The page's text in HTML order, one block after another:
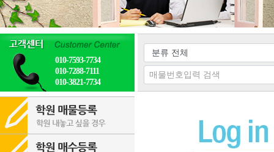
010-7593-7734
010-7288-7111
010-3821-7734